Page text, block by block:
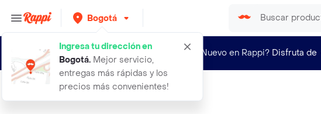
Bogotá
Ingresa tu dirección en
Bogotá. Mejor servicio,
entregas más rápidas y los
precios más convenientes!
¿Nuevo en Rappi? Disfruta de
aguardiente tapa roja special botel